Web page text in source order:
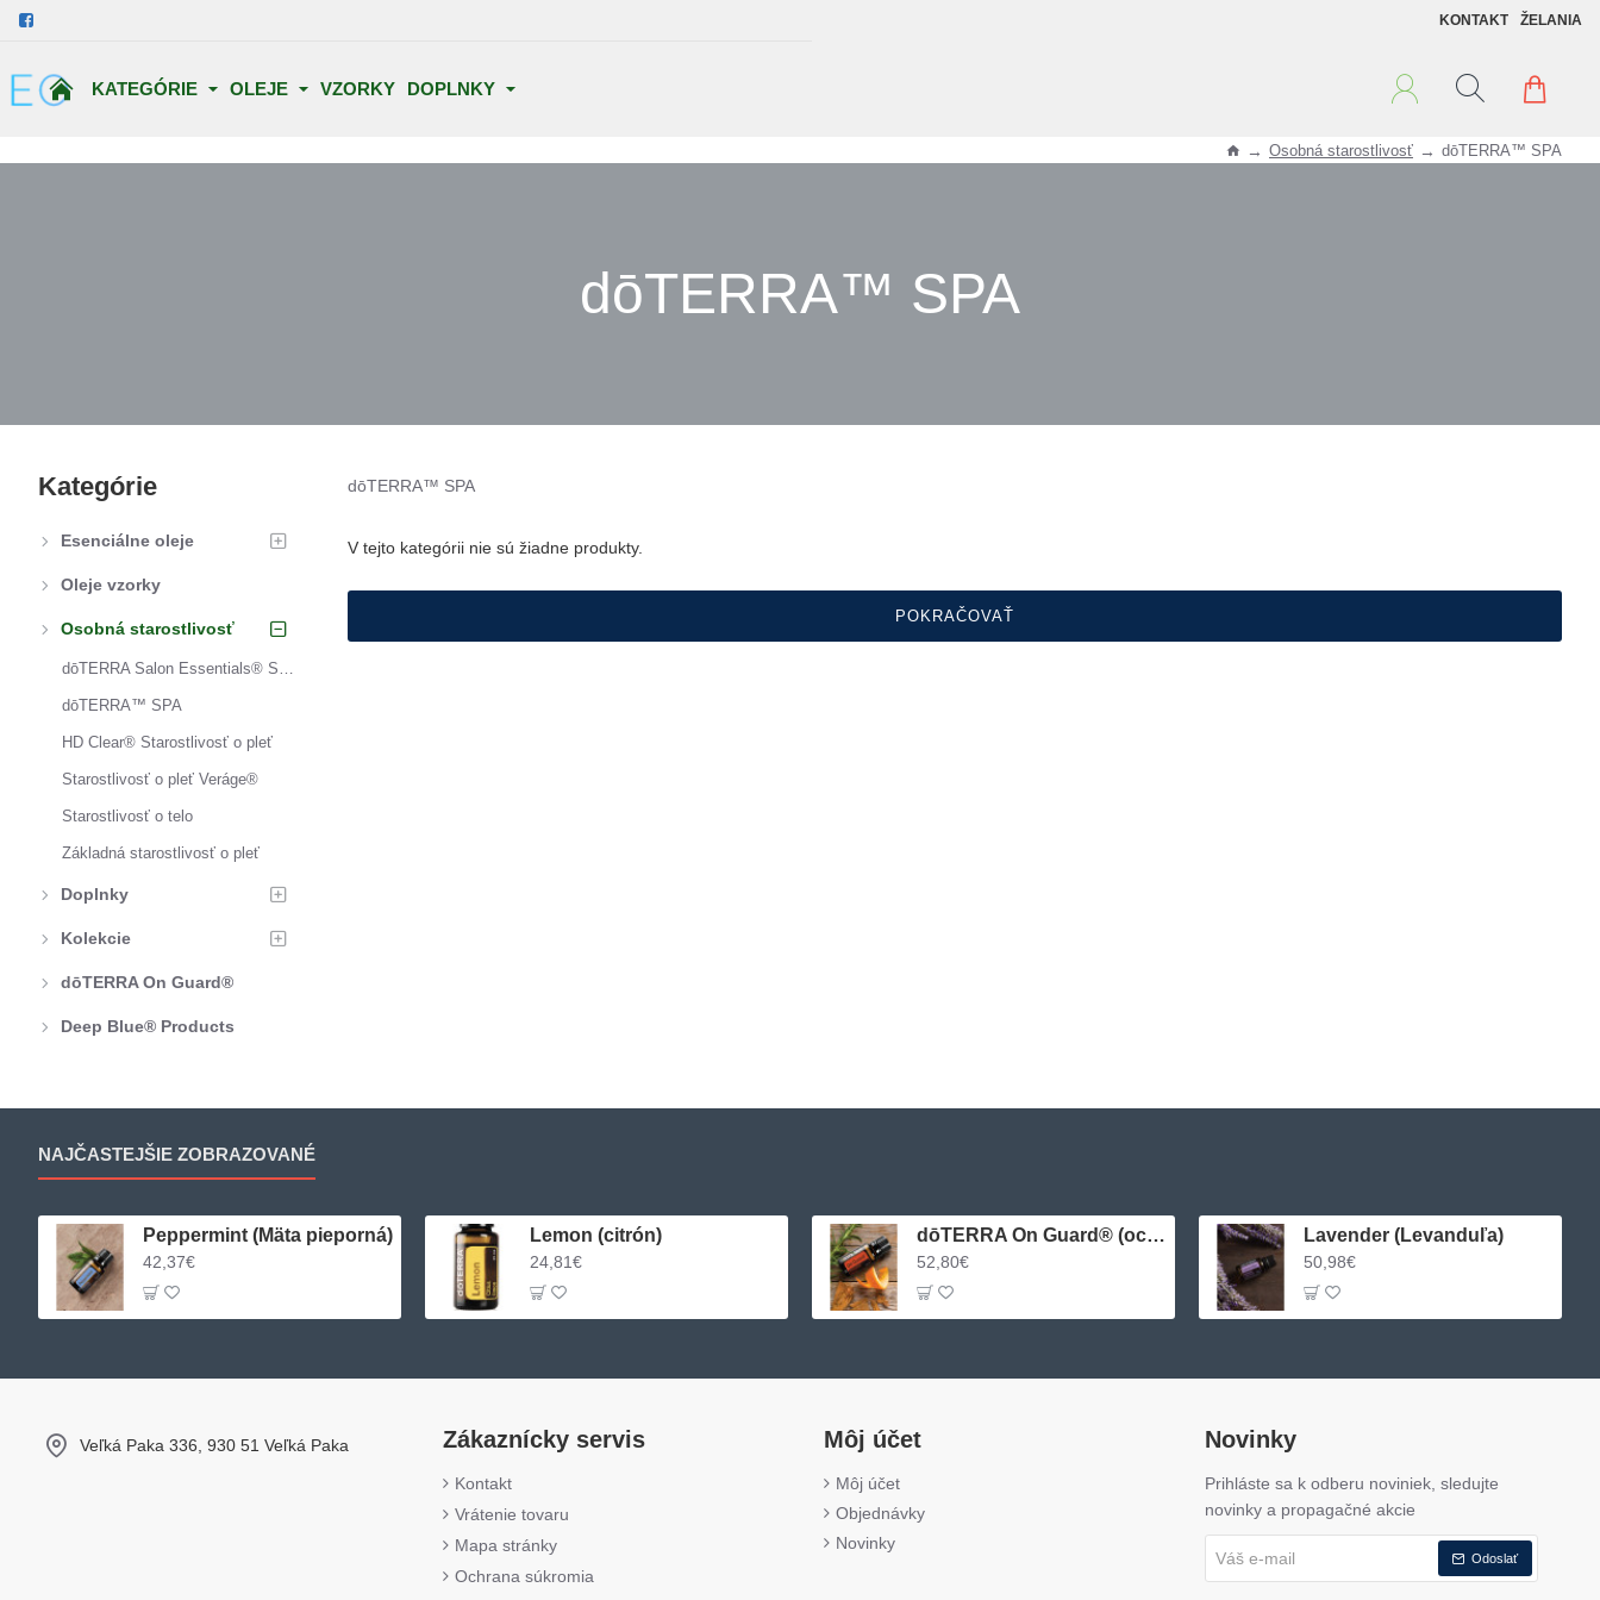
KONTAKT ŽELANIA
KATEGÓRIE OLEJE VZORKY DOPLNKY
h
Osobná starostlivosť dōTERRA™ SPA
dōTERRA™ SPA
Kategórie
Esenciálne oleje
Oleje vzorky
Osobná starostlivosť
dōTERRA Salon Essentials® Starostlivosť o vlasy
dōTERRA™ SPA
HD Clear® Starostlivosť o pleť
Starostlivosť o pleť Veráge®
Starostlivosť o telo
Základná starostlivosť o pleť
Doplnky
Kolekcie
dōTERRA On Guard®
Deep Blue® Products
dōTERRA™ SPA
V tejto kategórii nie sú žiadne produkty.
POKRAČOVAŤ
NAJČASTEJŠIE ZOBRAZOVANÉ
Peppermint (Mäta pieporná)
42,37€
Lemon (citrón)
24,81€
dōTERRA On Guard® (ochranná zmes)
52,80€
Lavender (Levanduľa)
50,98€
Veľká Paka 336, 930 51 Veľká Paka Zákaznícky servis
Kontakt
Vrátenie tovaru
Mapa stránky
Ochrana súkromia
Môj účet
Môj účet
Objednávky
Novinky
Novinky
Prihláste sa k odberu noviniek, sledujte
novinky a propagačné akcie
Odoslať